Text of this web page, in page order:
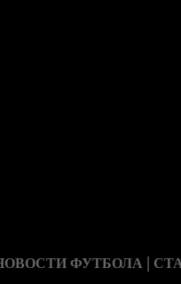
ФУТБОЛА |